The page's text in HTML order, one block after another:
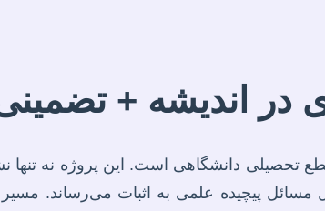
در اندیشه +
تحصیلی دانشگاهی است. این پروژه نه
مسائل پیچیده علمی به اثبات می‌رساند.